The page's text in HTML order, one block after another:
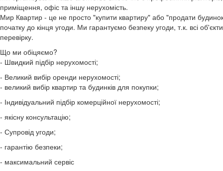
приміщення, офіс та іншу нерухомість.
Мир Квартир - це не просто "купити квартиру" або "продати
початку до кінця угоди. Ми гарантуємо безпеку угоди, т.к. всі
перевірку.
Що ми обіцяємо?
- Швидкий підбір нерухомості;
- Великий вибір оренди нерухомості;
- великий вибір квартир та будинків для покупки;
- Індивідуальний підбір комерційної нерухомості;
- якісну консультацію;
- Супровід угоди;
- гарантію безпеки;
- максимальний сервіс